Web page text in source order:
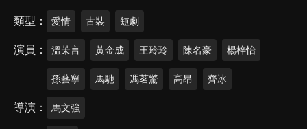
類型 愛情 古裝 短劇
演員 溫茉言 黃金成 王玲玲 陳名豪 楊梓怡
孫藝寧 馬馳 馮茗驚 高昂 齊冰
導演 馬文強